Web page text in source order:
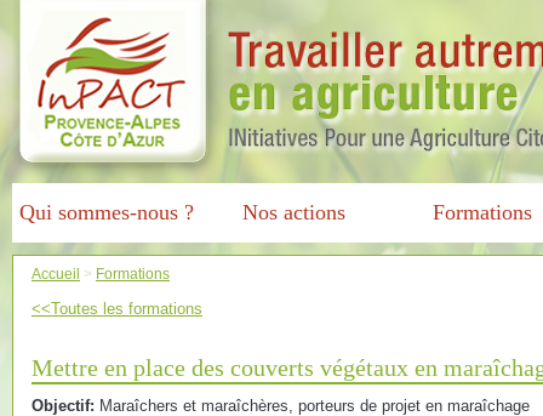
Qui sommes-nous ? Nos actions Formations
Accueil > Formations
<<Toutes les formations
Mettre en place des couverts végétaux en
Objectif: Maraîchers et maraîchères, porteurs de projet en maraîchage